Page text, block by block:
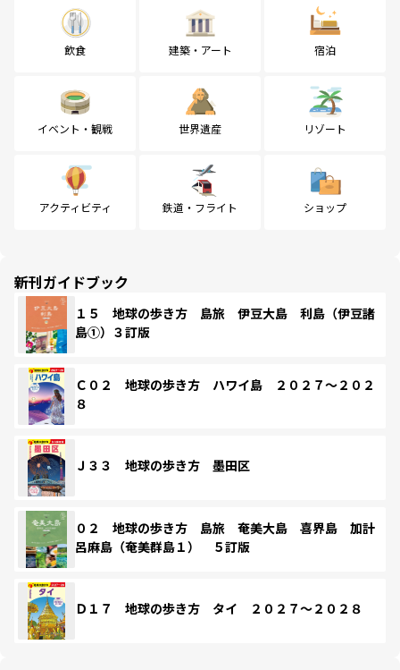
飲食 建築・アート 宿泊
イベント・観戦 世界遺産 リゾート
アクティビティ 鉄道・フライト ショップ
新刊ガイドブック
１５ 地球の歩き方 島旅 伊豆大島 利島（伊豆諸
島①）３訂版
Ｃ０２ 地球の歩き方 ハワイ島 ２０２７～２０２
８
Ｊ３３ 地球の歩き方 墨田区
０２ 地球の歩き方 島旅 奄美大島 喜界島 加計
呂麻島（奄美群島１） ５訂版
Ｄ１７ 地球の歩き方 タイ ２０２７～２０２８